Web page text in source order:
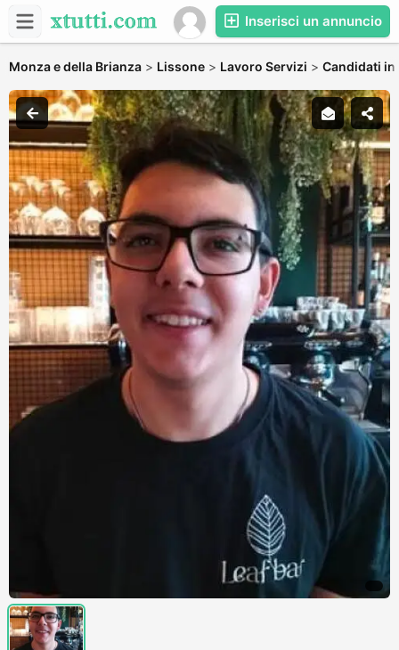
Inserisci un annuncio
Monza e della Brianza > Lissone > Lavoro Servizi > Candidati in